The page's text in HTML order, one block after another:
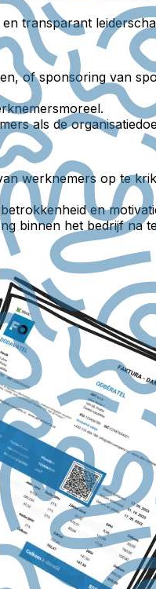
transparant
of sponsoring van
als de
werknemers op te
en
binnen het bedrijf na